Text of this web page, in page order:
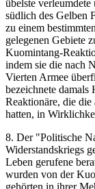
übelste
südlich des Gelben
zu einem
gelegenen Gebiete
Kuomintang-
indem sie die nach
Vierten Armee
bezeichnete
Reaktionäre, die
hatten, in
8. Der "Politische
Widerstandskriegs
Leben gerufene
wurden von der